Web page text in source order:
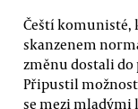
Čeští komunisté,
skanzenem
změnu dostali
Připustil
se mezi